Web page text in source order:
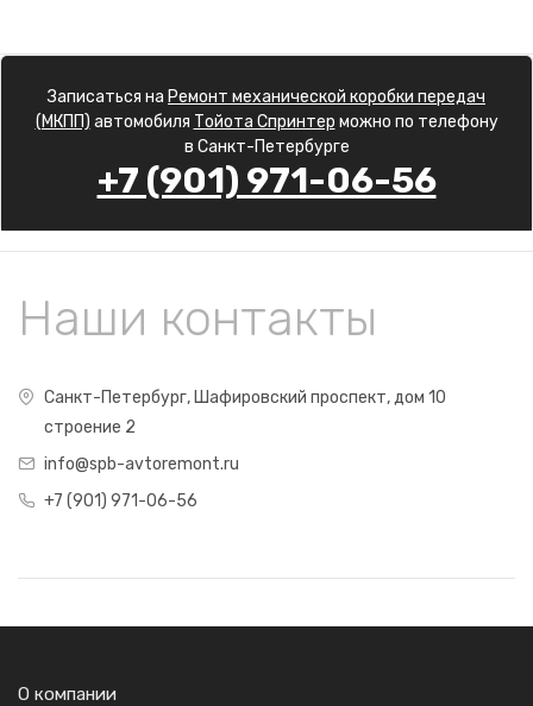
Записаться на Ремонт механической коробки передач
(МКПП) автомобиля Тойота Спринтер можно по телефону
в Санкт-Петербурге
+7 (901) 971-06-56
Наши контакты
Санкт-Петербург, Шафировский проспект, дом 10
строение 2
info@spb-avtoremont.ru
+7 (901) 971-06-56
О компании